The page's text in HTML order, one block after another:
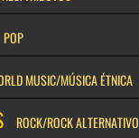
POP
MUSIC/MÚSICA ÉTNICA
ROCK/ROCK ALTERNATIVO